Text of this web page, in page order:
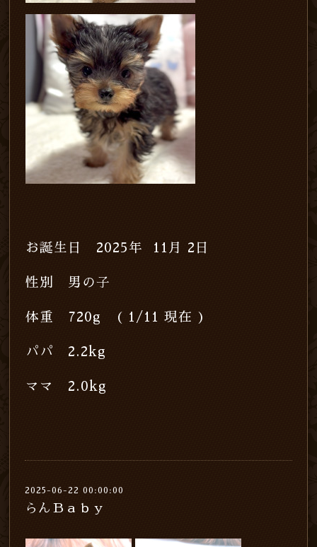
お誕生日 2025年 11月 2日
性別 男の子
体重 720g ( 1/11 現在 )
パパ 2.2kg
ママ 2.0kg
2025-06-22 00:00:00
らんＢａｂｙ